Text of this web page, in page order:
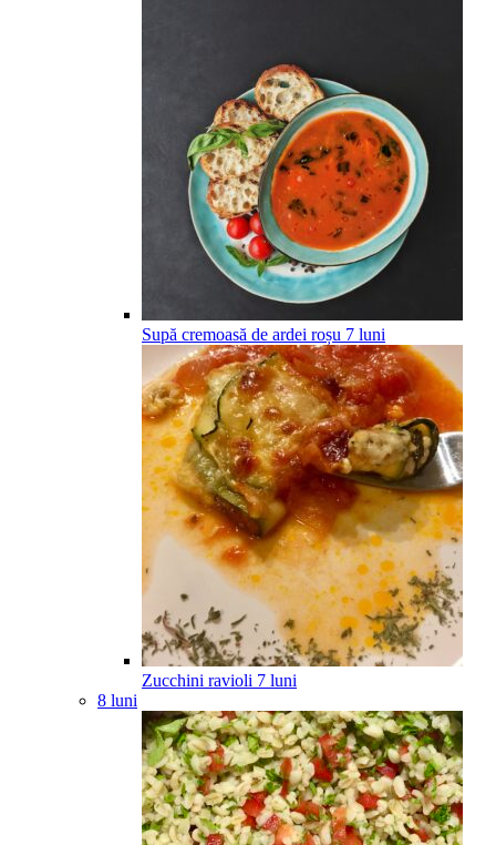
Supă cremoasă de ardei roșu 7 luni
Zucchini ravioli 7 luni
8 luni